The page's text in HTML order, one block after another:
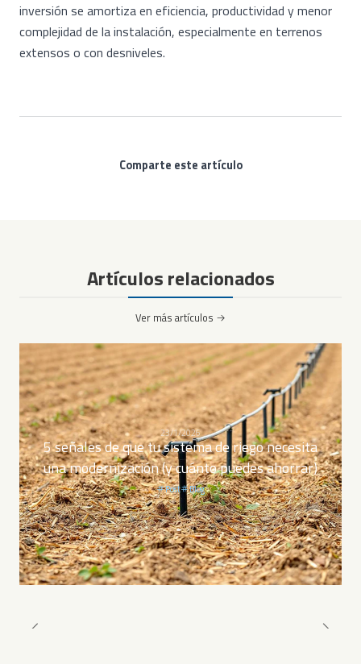
inversión se amortiza en eficiencia, productividad y menor
complejidad de la instalación, especialmente en terrenos
extensos o con desniveles.
Comparte este artículo
Artículos relacionados
Ver más artículos
23/1/2026
5 señales de que tu sistema de riego necesita
una modernización (y cuánto puedes ahorrar)
Post Blog